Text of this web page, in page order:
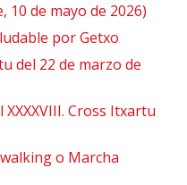
10 de mayo de 2026)
por Getxo
del 22 de marzo de
XXXXVIII. Cross Itxartu
o Marcha